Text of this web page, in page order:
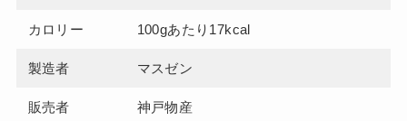
カロリー 100gあたり17kcal
製造者 マスゼン
販売者 神戸物産